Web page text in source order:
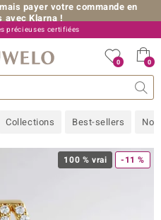
payer votre commande en
avec Klarna !
précieuses certifiées
54 10 36
0 0
Collections Best-sellers
Taille de bague
Pierres précieuses par couleur
Nos conseils
Juwelo
100 % vrai -11 %